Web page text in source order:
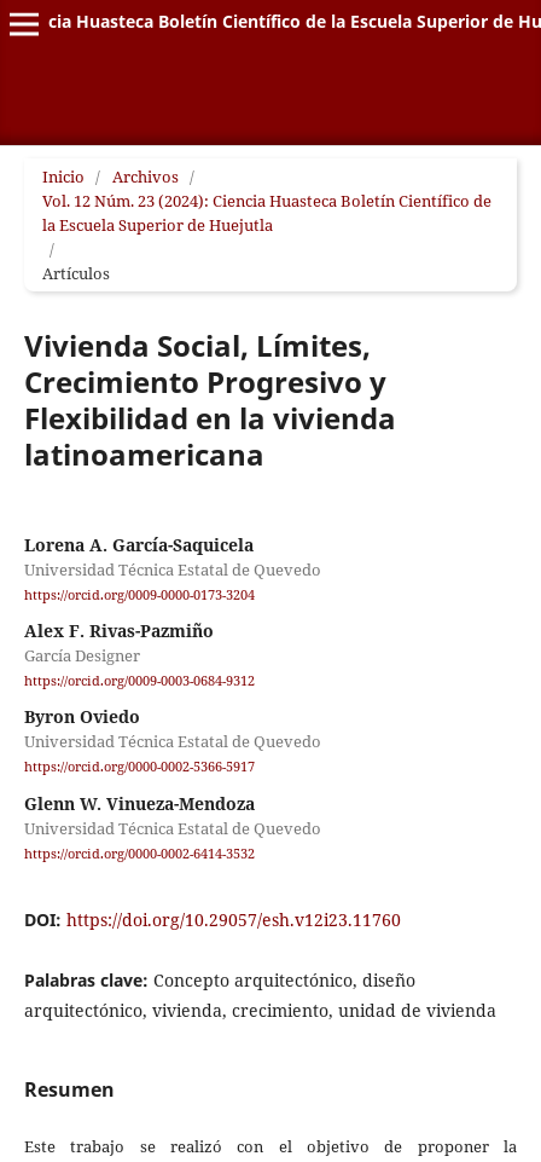
Ciencia Huasteca Boletín Científico de la Escuela Superior de
Inicio / Archivos /
Vol. 12 Núm. 23 (2024): Ciencia Huasteca Boletín Científico de
la Escuela Superior de Huejutla
/
Artículos
Vivienda Social, Límites,
Crecimiento Progresivo y
Flexibilidad en la vivienda
latinoamericana
Lorena A. García-Saquicela
Universidad Técnica Estatal de Quevedo
https://orcid.org/0009-0000-0173-3204
Alex F. Rivas-Pazmiño
García Designer
https://orcid.org/0009-0003-0684-9312
Byron Oviedo
Universidad Técnica Estatal de Quevedo
https://orcid.org/0000-0002-5366-5917
Glenn W. Vinueza-Mendoza
Universidad Técnica Estatal de Quevedo
https://orcid.org/0000-0002-6414-3532
DOI: https://doi.org/10.29057/esh.v12i23.11760
Palabras clave: Concepto arquitectónico, diseño
arquitectónico, vivienda, crecimiento, unidad de vivienda
Resumen
Este trabajo se realizó con el objetivo de proponer la